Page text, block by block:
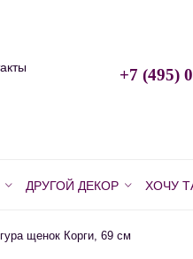
+7 (495)
ДРУГОЙ ДЕКОР ХОЧУ
щенок Корги, 69 см